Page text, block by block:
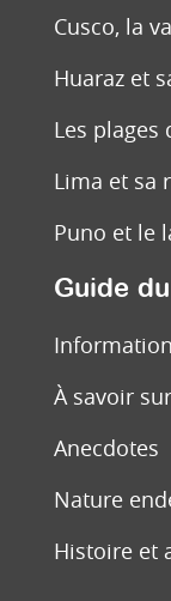
Cusco, la
Huaraz et
Les plages
Lima et sa
Puno et le
Guide
À savoir
Anecdotes
Nature
Histoire et